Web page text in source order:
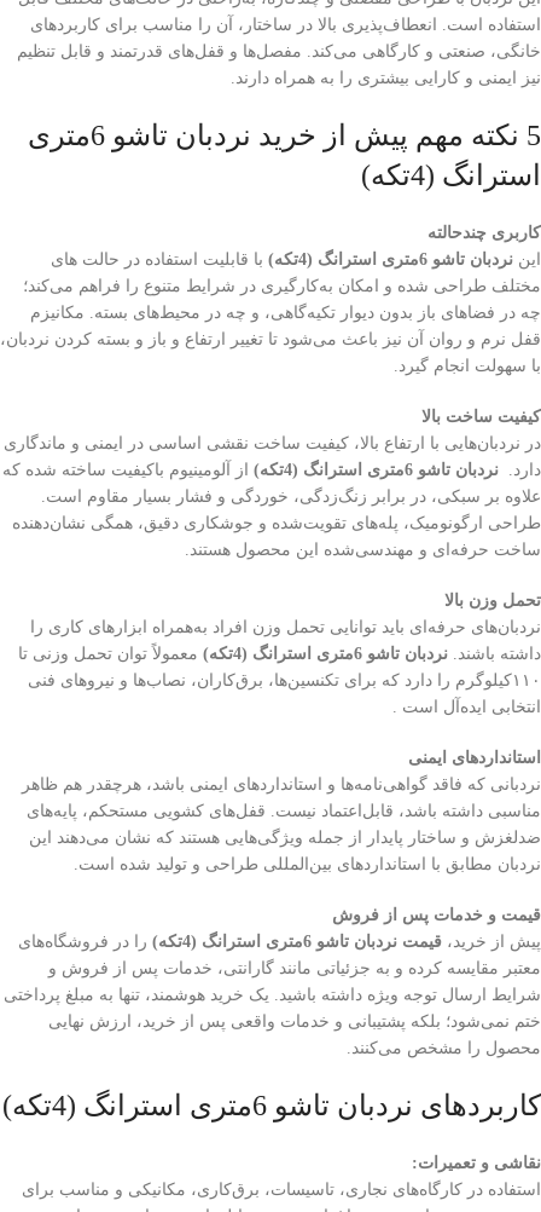
استفاده است. انعطاف‌پذیری بالا در ساختار، آن را مناسب برای کاربردهای
خانگی، صنعتی و کارگاهی می‌کند. مفصل‌ها و قفل‌های قدرتمند و قابل تنظیم
نیز ایمنی و کارایی بیشتری را به همراه دارند.
5 نکته مهم پیش از خرید نردبان تاشو 6متری
استرانگ (4تکه)
کاربری چندحالته
این نردبان تاشو 6متری استرانگ (4تکه)
با قابلیت استفاده در حالت های
مختلف طراحی شده و امکان به‌کارگیری در شرایط متنوع را فراهم می‌کند؛
چه در فضاهای باز بدون دیوار تکیه‌گاهی، و چه در محیط‌های بسته. مکانیزم
قفل نرم و روان آن نیز باعث می‌شود تا تغییر ارتفاع و باز و بسته کردن نردبان،
با سهولت انجام گیرد.
کیفیت ساخت بالا
در نردبان‌هایی با ارتفاع بالا، کیفیت ساخت نقشی اساسی در ایمنی و ماندگاری
دارد. نردبان تاشو 6متری استرانگ (4تکه)
از آلومینیوم باکیفیت ساخته شده که
علاوه بر سبکی، در برابر زنگ‌زدگی، خوردگی و فشار بسیار مقاوم است.
طراحی ارگونومیک، پله‌های تقویت‌شده و جوشکاری دقیق، همگی نشان‌دهنده
ساخت حرفه‌ای و مهندسی‌شده این محصول هستند.
تحمل وزن بالا
نردبان‌های حرفه‌ای باید توانایی تحمل وزن افراد به‌همراه ابزارهای کاری را
داشته باشند. نردبان تاشو 6متری استرانگ (4تکه)
معمولاً توان تحمل وزنی تا
۱۱۰کیلوگرم را دارد که برای تکنسین‌ها، برق‌کاران، نصاب‌ها و نیروهای فنی
انتخابی ایده‌آل است .
استانداردهای ایمنی
نردبانی که فاقد گواهی‌نامه‌ها و استانداردهای ایمنی باشد، هرچقدر هم ظاهر
مناسبی داشته باشد، قابل‌اعتماد نیست. قفل‌های کشویی مستحکم، پایه‌های
ضدلغزش و ساختار پایدار از جمله ویژگی‌هایی هستند که نشان می‌دهند این
نردبان مطابق با استانداردهای بین‌المللی طراحی و تولید شده است.
قیمت و خدمات پس از فروش
پیش از خرید، قیمت نردبان تاشو 6متری استرانگ (4تکه)
را در فروشگاه‌های
معتبر مقایسه کرده و به جزئیاتی مانند گارانتی، خدمات پس از فروش و
شرایط ارسال توجه ویژه داشته باشید. یک خرید هوشمند، تنها به مبلغ پرداختی
ختم نمی‌شود؛ بلکه پشتیبانی و خدمات واقعی پس از خرید، ارزش نهایی
محصول را مشخص می‌کنند.
کاربردهای نردبان تاشو 6متری استرانگ (4تکه)
نقاشی و تعمیرات:
استفاده در کارگاه‌های نجاری، تاسیسات، برق‌کاری، مکانیکی و مناسب برای